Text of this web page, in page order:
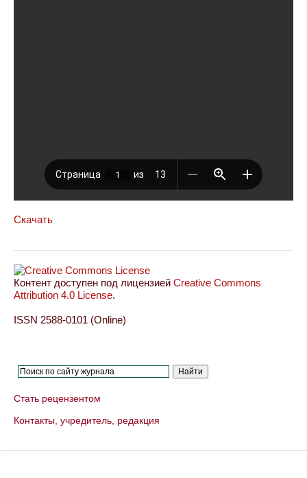
Скачать
Контент доступен под лицензией Creative Commons
Attribution 4.0 License.
ISSN 2588-0101 (Online)
Стать рецензентом
Контакты, учредитель, редакция